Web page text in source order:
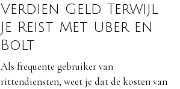
Verdien Geld Terwijl
Je Reist Met Uber en
Bolt
Als frequente gebruiker van
rittendiensten, weet je dat de kosten van